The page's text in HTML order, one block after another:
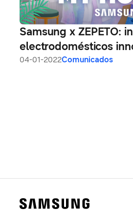
Samsung x ZEPETO:
electrodomésticos
metaverso
04-01-2022Comunicados